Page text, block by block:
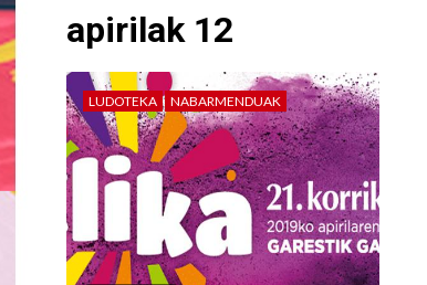
apirilak 12
LUDOTEKA NABARMENDUAK